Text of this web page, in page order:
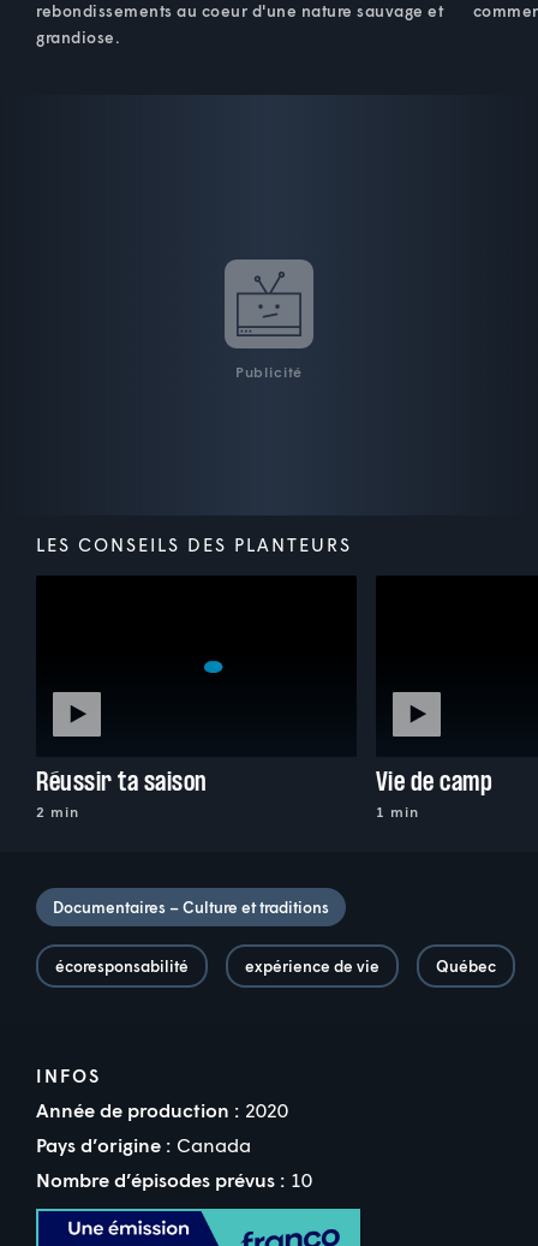
rebondissements au coeur d'une nature sauvage et
grandiose.
Publicité
LES CONSEILS DES PLANTEURS
Réussir ta saison
2 min
Vie de camp
1 min
Documentaires – Culture et traditions
écoresponsabilité expérience de vie Québec
INFOS
Année de production : 2020
Pays d’origine : Canada
Nombre d’épisodes prévus : 10